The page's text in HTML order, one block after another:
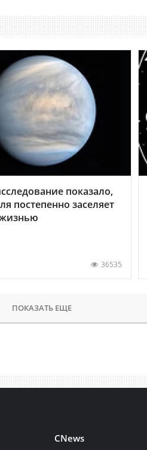
показало,
постепенно заселяет
36535
ПОКАЗАТЬ ЕЩЕ
CNews